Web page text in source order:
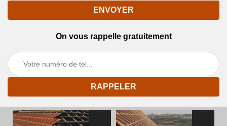
On vous rappelle gratuitement